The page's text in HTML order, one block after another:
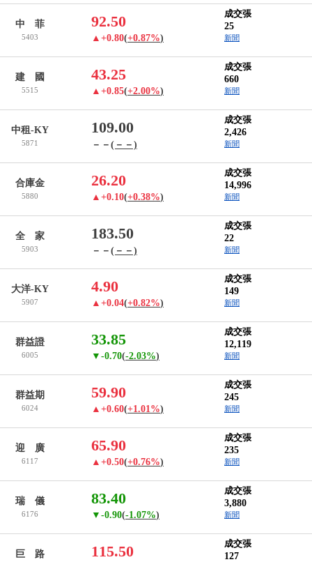
中 菲
5403
92.50
▲+0.80(+0.87%)
成交張
25
新聞
建 國
5515
43.25
▲+0.85(+2.00%)
成交張
660
新聞
中租-KY
5871
109.00
－－ (－－)
成交張
2,426
新聞
合庫金
5880
26.20
▲+0.10(+0.38%)
成交張
14,996
新聞
全 家
5903
183.50
－－ (－－)
成交張
22
新聞
大洋-KY
5907
4.90
▲+0.04(+0.82%)
成交張
149
新聞
群益證
6005
33.85
▼-0.70(-2.03%)
成交張
12,119
新聞
群益期
6024
59.90
▲+0.60(+1.01%)
成交張
245
新聞
迎 廣
6117
65.90
▲+0.50(+0.76%)
成交張
235
新聞
瑞 儀
6176
83.40
▼-0.90(-1.07%)
成交張
3,880
新聞
巨 路 115.50 成交張
127